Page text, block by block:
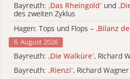
Bayreuth: „Das Rheingold“ und „
des zweiten Zyklus
Hagen: Tops und Flops – „Bilanz
6. August 2026
Bayreuth: „Die Walküre“, Richard
Bayreuth: „Rienzi“, Richard